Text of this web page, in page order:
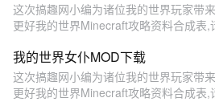
这次搞趣网小编为诸位我的世界玩家带
更好我的世界Minecraft攻略资料合成表,
我的世界女仆MOD下载
这次搞趣网小编为诸位我的世界玩家带
更好我的世界Minecraft攻略资料合成表,